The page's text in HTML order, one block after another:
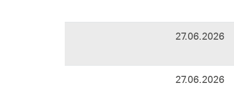
27.06.2026
27.06.2026